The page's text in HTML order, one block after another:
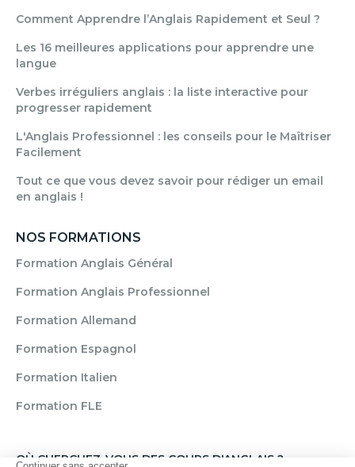
Comment Apprendre l’Anglais Rapidement et Seul ?
Les 16 meilleures applications pour apprendre une
langue
Verbes irréguliers anglais : la liste interactive pour
progresser rapidement
L'Anglais Professionnel : les conseils pour le Maîtriser
Facilement
Tout ce que vous devez savoir pour rédiger un email
en anglais !
NOS FORMATIONS
Formation Anglais Général
Formation Anglais Professionnel
Formation Allemand
Formation Espagnol
Formation Italien
Formation FLE
OÙ CHERCHEZ-VOUS DES COURS D'ANGLAIS ?